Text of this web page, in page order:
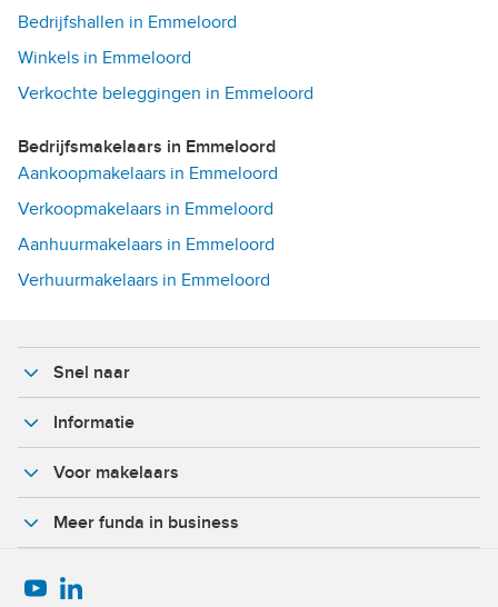
Bedrijfshallen in Emmeloord
Winkels in Emmeloord
Verkochte beleggingen in Emmeloord
Bedrijfsmakelaars in Emmeloord
Aankoopmakelaars in Emmeloord
Verkoopmakelaars in Emmeloord
Aanhuurmakelaars in Emmeloord
Verhuurmakelaars in Emmeloord
Snel naar
Informatie
Voor makelaars
Meer funda in business